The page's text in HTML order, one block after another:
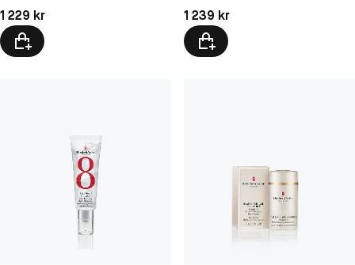
Pris: 1 229 kr
1 229 kr Pris: 1 239 kr
1 239 kr